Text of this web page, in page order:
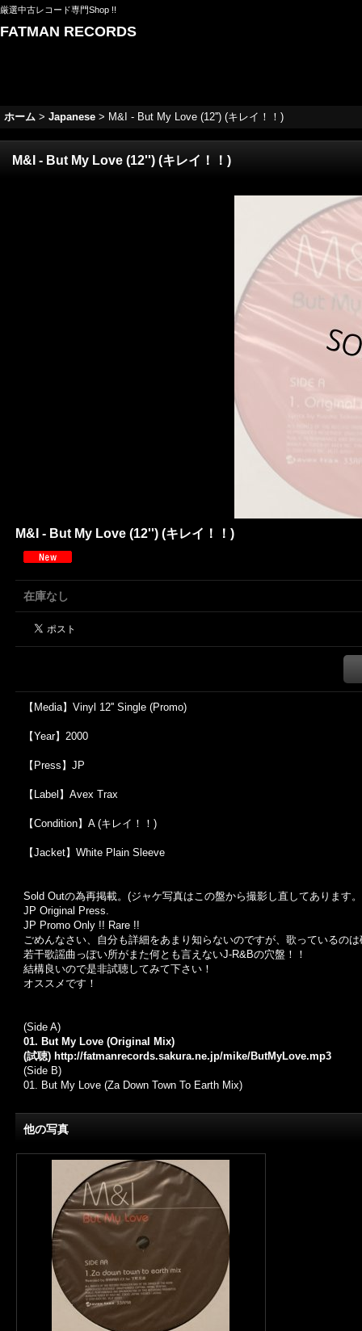
厳選中古レコード専門Shop !!
FATMAN RECORDS
ホーム > Japanese > M&I - But My Love (12'') (キレイ！！)
M&I - But My Love (12'') (キレイ！！)
M&I - But My Love (12'') (キレイ！！)
在庫なし
【Media】Vinyl 12'' Single (Promo)
【Year】2000
【Press】JP
【Label】Avex Trax
【Condition】A (キレイ！！)
【Jacket】White Plain Sleeve
Sold Outの為再掲載。(ジャケ写真はこの盤から撮影し直してあります
JP Original Press.
JP Promo Only !! Rare !!
ごめんなさい、自分も詳細をあまり知らないのですが、歌っているの
若干歌謡曲っぽい所がまた何とも言えないJ-R&Bの穴盤！！
結構良いので是非試聴してみて下さい！
オススメです！
(Side A)
01. But My Love (Original Mix)
(試聴) http://fatmanrecords.sakura.ne.jp/mike/ButMyLove.mp3
(Side B)
01. But My Love (Za Down Town To Earth Mix)
他の写真